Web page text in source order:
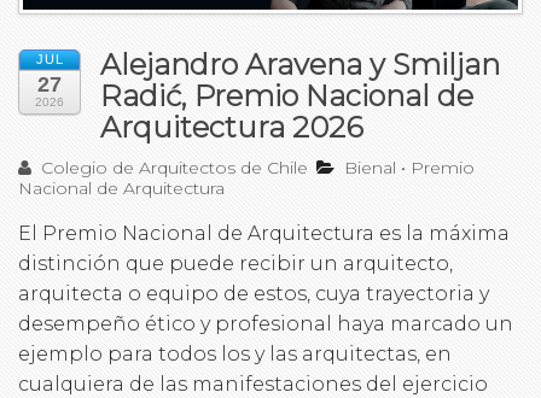
JUL
27
2026
Alejandro Aravena y Smiljan
Radić, Premio Nacional de
Arquitectura 2026
Colegio de Arquitectos de Chile Bienal • Premio
Nacional de Arquitectura
El Premio Nacional de Arquitectura es la máxima
distinción que puede recibir un arquitecto,
arquitecta o equipo de estos, cuya trayectoria y
desempeño ético y profesional haya marcado un
ejemplo para todos los y las arquitectas, en
cualquiera de las manifestaciones del ejercicio